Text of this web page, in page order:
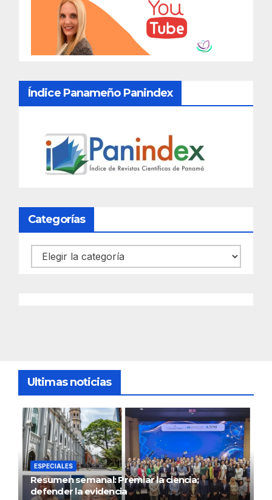
Índice Panameño Panindex
Categorías
Categorías
Ultimas noticias
ESPECIALES
Resumen semanal: Premiar la ciencia;
defender la evidencia